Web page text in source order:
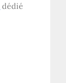
dédié